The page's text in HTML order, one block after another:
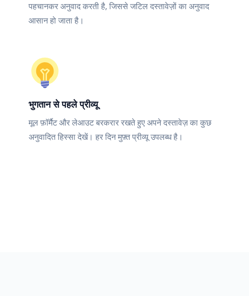
पहचानकर अनुवाद करती है, जिससे जटिल दस्तावेज़ों का अनुवाद
आसान हो जाता है।
भुगतान से पहले प्रीव्यू
मूल फ़ॉर्मैट और लेआउट बरकरार रखते हुए अपने दस्तावेज़ का कुछ
अनुवादित हिस्सा देखें। हर दिन मुफ़्त प्रीव्यू उपलब्ध है।